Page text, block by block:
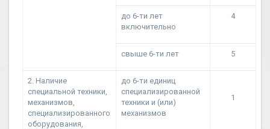
до 6-ти лет
включительно
4
свыше 6-ти лет 5
2. Наличие
специальной техники,
механизмов,
специализированного
оборудования,
до 6-ти единиц
специализированной
техники и (или)
механизмов
1